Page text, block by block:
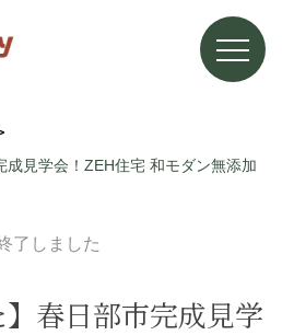
成見学会！ZEH住宅 和モダン無添加
了しました
】春日部市完成見学